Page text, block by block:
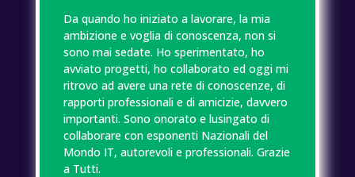
Da quando ho iniziato a lavorare, la mia
ambizione e voglia di conoscenza, non si
sono mai sedate. Ho sperimentato, ho
avviato progetti, ho collaborato ed oggi mi
ritrovo ad avere una rete di conoscenze, di
rapporti professionali e di amicizie, davvero
importanti. Sono onorato e lusingato di
collaborare con esponenti Nazionali del
Mondo IT, autorevoli e professionali. Grazie
a Tutti.